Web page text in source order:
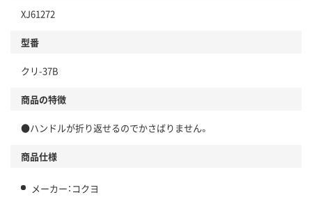
XJ61272
型番
クリ-37B
商品の特徴
●ハンドルが折り返せるのでかさばりません。
商品仕様
メーカー：コクヨ